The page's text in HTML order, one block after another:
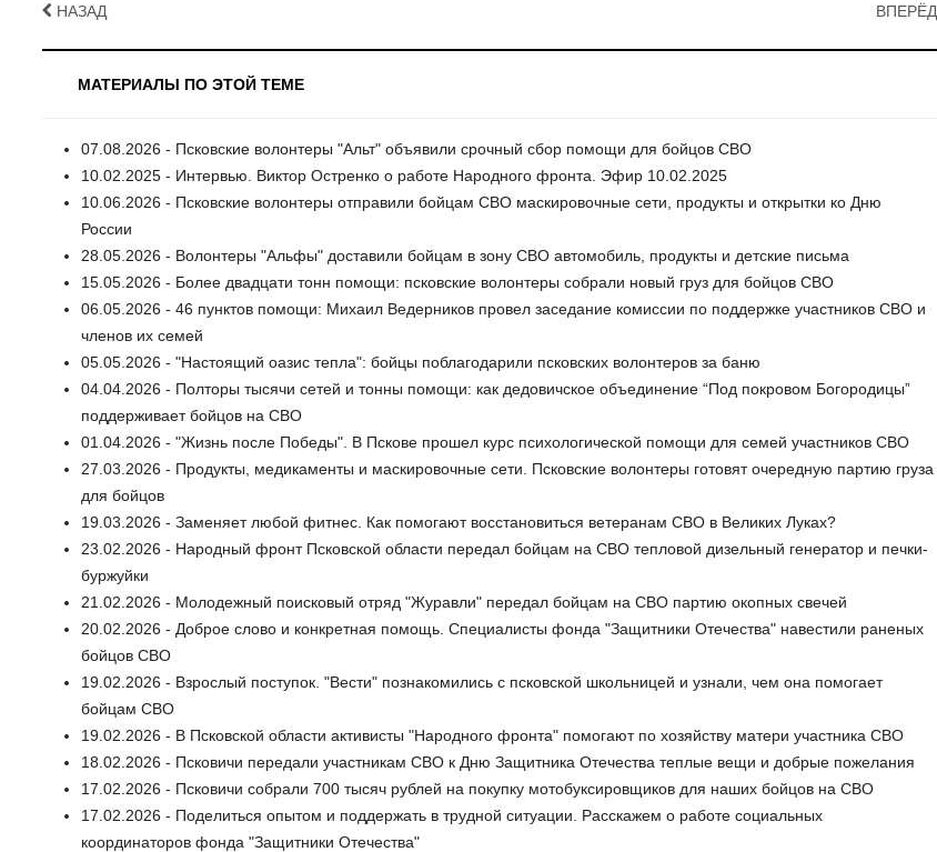
НАЗАД ВПЕРЁД
МАТЕРИАЛЫ ПО ЭТОЙ ТЕМЕ
07.08.2026 - Псковские волонтеры "Альт" объявили срочный сбор помощи для бойцов СВО
10.02.2025 - Интервью. Виктор Остренко о работе Народного фронта. Эфир 10.02.2025
10.06.2026 - Псковские волонтеры отправили бойцам СВО маскировочные сети, продукты и открытки ко Дню
России
28.05.2026 - Волонтеры "Альфы" доставили бойцам в зону СВО автомобиль, продукты и детские письма
15.05.2026 - Более двадцати тонн помощи: псковские волонтеры собрали новый груз для бойцов СВО
06.05.2026 - 46 пунктов помощи: Михаил Ведерников провел заседание комиссии по поддержке участников СВО и
членов их семей
05.05.2026 - "Настоящий оазис тепла": бойцы поблагодарили псковских волонтеров за баню
04.04.2026 - Полторы тысячи сетей и тонны помощи: как дедовичское объединение “Под покровом Богородицы”
поддерживает бойцов на СВО
01.04.2026 - "Жизнь после Победы". В Пскове прошел курс психологической помощи для семей участников СВО
27.03.2026 - Продукты, медикаменты и маскировочные сети. Псковские волонтеры готовят очередную партию груза
для бойцов
19.03.2026 - Заменяет любой фитнес. Как помогают восстановиться ветеранам СВО в Великих Луках?
23.02.2026 - Народный фронт Псковской области передал бойцам на СВО тепловой дизельный генератор и печки-
буржуйки
21.02.2026 - Молодежный поисковый отряд "Журавли" передал бойцам на СВО партию окопных свечей
20.02.2026 - Доброе слово и конкретная помощь. Специалисты фонда "Защитники Отечества" навестили раненых
бойцов СВО
19.02.2026 - Взрослый поступок. "Вести" познакомились с псковской школьницей и узнали, чем она помогает
бойцам СВО
19.02.2026 - В Псковской области активисты "Народного фронта" помогают по хозяйству матери участника СВО
18.02.2026 - Псковичи передали участникам СВО к Дню Защитника Отечества теплые вещи и добрые пожелания
17.02.2026 - Псковичи собрали 700 тысяч рублей на покупку мотобуксировщиков для наших бойцов на СВО
17.02.2026 - Поделиться опытом и поддержать в трудной ситуации. Расскажем о работе социальных
координаторов фонда "Защитники Отечества"